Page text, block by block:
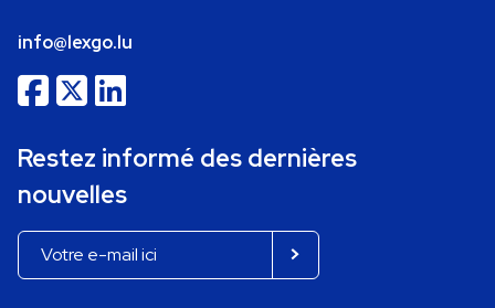
info@lexgo.lu
Restez informé des dernières
nouvelles